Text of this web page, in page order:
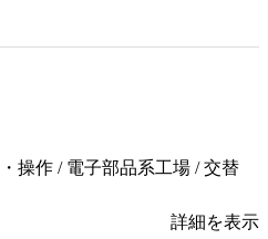
操作 / 電子部品系工場 / 交替
詳細を表示